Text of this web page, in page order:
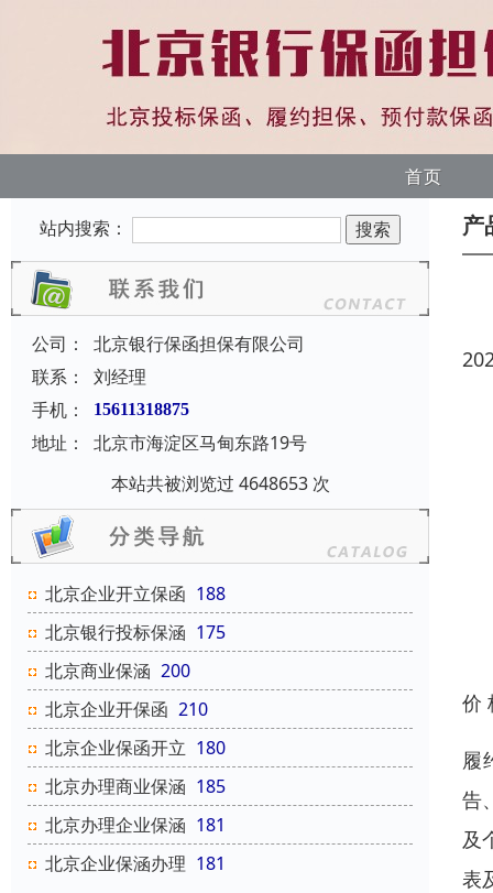
首页
站内搜索：
公司：
北京银行保函担保有限公司
联系：
刘经理
手机：
15611318875
地址：
北京市海淀区马甸东路19号
本站共被浏览过 4648653 次
北京企业开立保函 188
北京银行投标保涵 175
北京商业保涵 200
北京企业开保函 210
北京企业保函开立 180
北京办理商业保涵 185
北京办理企业保涵 181
北京企业保涵办理 181
产
价
履
告
及
表